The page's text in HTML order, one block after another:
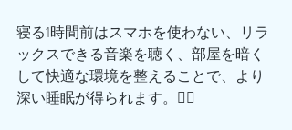
寝る1時間前はスマホを使わない、リラ
ックスできる音楽を聴く、部屋を暗く
して快適な環境を整えることで、より
深い睡眠が得られます。🙆‍♂️